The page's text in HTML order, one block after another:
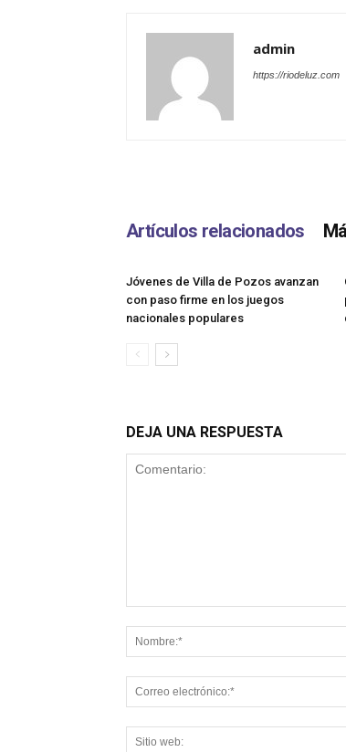
admin
https://riodeluz.com
Artículos relacionados
Jóvenes de Villa de Pozos avanzan
con paso firme en los juegos
nacionales populares
DEJA UNA RESPUESTA